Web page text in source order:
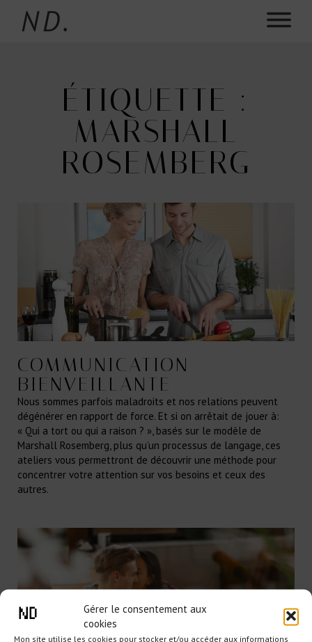
Gérer le consentement aux
cookies
Mon site utilise les cookies pour stocker et/ou accéder aux informations
ND.
ÉTIQUETTE :
MARSHALL
ROSEMBERG
COMMUNICATION
BIENVEILLANTE
Nous sommes parfois maladroits et nos relations peuvent
dégénérer en rapport de force. Et si on arrêtait de jouer à:
« Qui a tort ou qui a raison ? », basés sur le modèle de
Marshall Rosemberg, plus qu’un processus de langage, ces
ateliers vous permettront de découvrir une méthode pour
concentrer votre attention sur vos besoins et ceux des
autres.